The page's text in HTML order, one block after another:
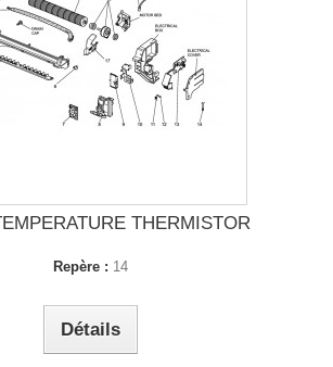
THERMISTOR
Repère : 14
Détails